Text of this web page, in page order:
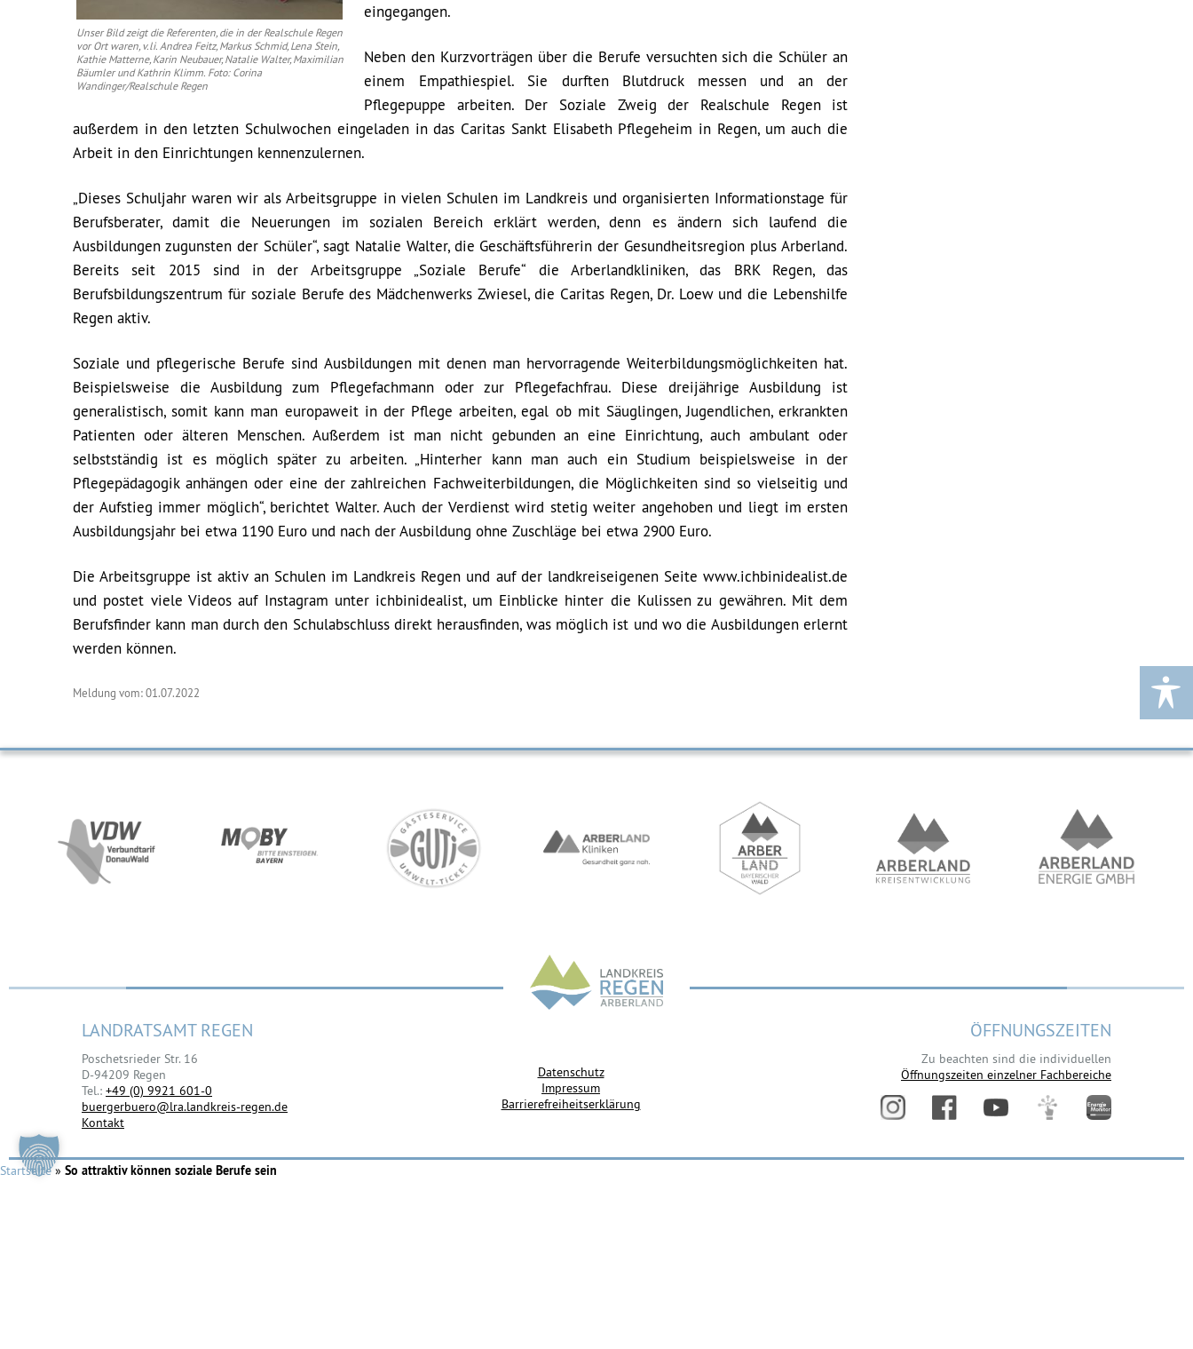
Unser Bild zeigt die Referenten, die in der Realschule Regen
vor Ort waren, v.li. Andrea Feitz, Markus Schmid, Lena Stein,
Kathie Matterne, Karin Neubauer, Natalie Walter, Maximilian
Bäumler und Kathrin Klimm. Foto: Corina
Wandinger/Realschule Regen
eingegangen.
Neben den Kurzvorträgen über die Berufe versuchten sich die Schüler an
einem Empathiespiel. Sie durften Blutdruck messen und an der
Pflegepuppe arbeiten. Der Soziale Zweig der Realschule Regen ist
außerdem in den letzten Schulwochen eingeladen in das Caritas Sankt Elisabeth Pflegeheim in Regen, um auch die
Arbeit in den Einrichtungen kennenzulernen.
„Dieses Schuljahr waren wir als Arbeitsgruppe in vielen Schulen im Landkreis und organisierten Informationstage für
Berufsberater, damit die Neuerungen im sozialen Bereich erklärt werden, denn es ändern sich laufend die
Ausbildungen zugunsten der Schüler“, sagt Natalie Walter, die Geschäftsführerin der Gesundheitsregion plus Arberland.
Bereits seit 2015 sind in der Arbeitsgruppe „Soziale Berufe“ die Arberlandkliniken, das BRK Regen, das
Berufsbildungszentrum für soziale Berufe des Mädchenwerks Zwiesel, die Caritas Regen, Dr. Loew und die Lebenshilfe
Regen aktiv.
Soziale und pflegerische Berufe sind Ausbildungen mit denen man hervorragende Weiterbildungsmöglichkeiten hat.
Beispielsweise die Ausbildung zum Pflegefachmann oder zur Pflegefachfrau. Diese dreijährige Ausbildung ist
generalistisch, somit kann man europaweit in der Pflege arbeiten, egal ob mit Säuglingen, Jugendlichen, erkrankten
Patienten oder älteren Menschen. Außerdem ist man nicht gebunden an eine Einrichtung, auch ambulant oder
selbstständig ist es möglich später zu arbeiten. „Hinterher kann man auch ein Studium beispielsweise in der
Pflegepädagogik anhängen oder eine der zahlreichen Fachweiterbildungen, die Möglichkeiten sind so vielseitig und
der Aufstieg immer möglich“, berichtet Walter. Auch der Verdienst wird stetig weiter angehoben und liegt im ersten
Ausbildungsjahr bei etwa 1190 Euro und nach der Ausbildung ohne Zuschläge bei etwa 2900 Euro.
Die Arbeitsgruppe ist aktiv an Schulen im Landkreis Regen und auf der landkreiseigenen Seite www.ichbinidealist.de
und postet viele Videos auf Instagram unter ichbinidealist, um Einblicke hinter die Kulissen zu gewähren. Mit dem
Berufsfinder kann man durch den Schulabschluss direkt herausfinden, was möglich ist und wo die Ausbildungen erlernt
werden können.
Meldung vom: 01.07.2022
LANDRATSAMT REGEN
Poschetsrieder Str. 16
D-94209 Regen
Tel.: +49 (0) 9921 601-0
buergerbuero@lra.landkreis-regen.de
Kontakt
Datenschutz
Impressum
Barrierefreiheitserklärung
ÖFFNUNGSZEITEN
Zu beachten sind die individuellen
Öffnungszeiten einzelner Fachbereiche
Startseite» So attraktiv können soziale Berufe sein